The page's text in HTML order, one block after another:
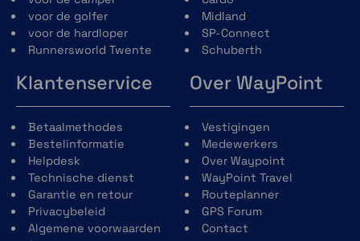
passen dankzij het Schuberth Individual-
concept.
Nieuw kinvergrendelingsmechanisme
kunststof voor een lager gewicht en
winddeflector, nekrol, vizierafdichting en
helmstickers voor verbeterde
zichtbaarheid tijdens het rijden met
open en gesloten kinbak.
voor de golfer
voor de hardloper
Runnersworld Twente
Midland
SP-Connect
Schuberth
Klantenservice
Betaalmethodes
Bestelinformatie
Helpdesk
Technische dienst
Garantie en retour
Privacybeleid
Algemene voorwaarden
Over WayPoint
Vestigingen
Medewerkers
Over Waypoint
WayPoint Travel
Routeplanner
GPS Forum
Contact